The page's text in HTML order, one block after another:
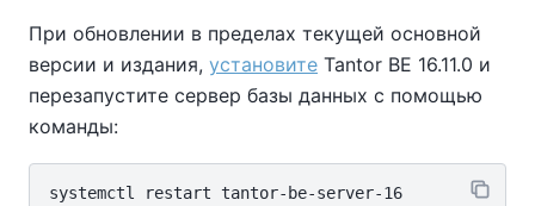
При обновлении в пределах текущей основной
версии и издания, установите Tantor BE 16.11.0 и
перезапустите сервер базы данных с помощью
команды: